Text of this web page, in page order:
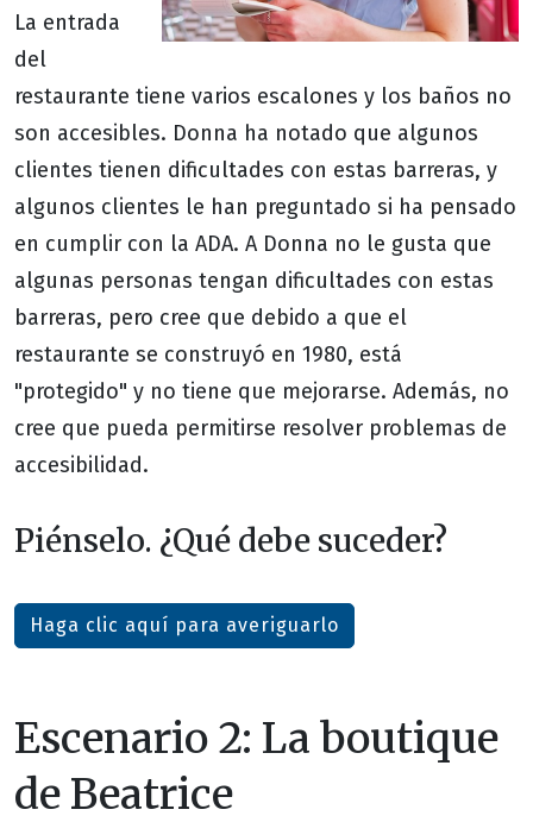
La entrada
del
restaurante tiene varios escalones y los baños no
son accesibles. Donna ha notado que algunos
clientes tienen dificultades con estas barreras, y
algunos clientes le han preguntado si ha pensado
en cumplir con la ADA. A Donna no le gusta que
algunas personas tengan dificultades con estas
barreras, pero cree que debido a que el
restaurante se construyó en 1980, está
"protegido" y no tiene que mejorarse. Además, no
cree que pueda permitirse resolver problemas de
accesibilidad.
Piénselo. ¿Qué debe suceder?
Haga clic aquí para averiguarlo
Escenario 2: La boutique
de Beatrice